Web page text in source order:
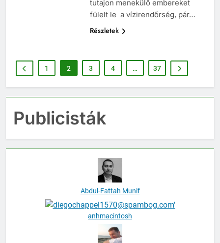
tutajon menekülő embereket
fülelt le a vízirendőrség, pár…
Részletek
1 2 3 4 … 37
Publicisták
Abdul-Fattah Munif
anhmacintosh